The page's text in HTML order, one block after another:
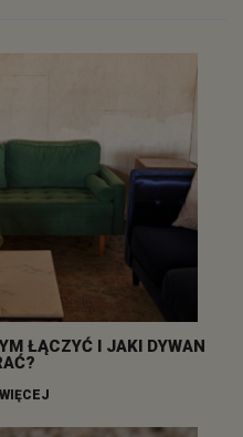
ŁĄCZYĆ I JAKI DYWAN